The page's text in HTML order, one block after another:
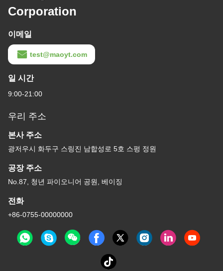
Corporation
이메일
test@maoyt.com
일 시간
9:00-21:00
우리 주소
본사 주소
광저우시 화두구 스링진 남합성로 5호 스펑 정원
공장 주소
No.87, 청년 파이오니어 공원, 베이징
전화
+86-0755-00000000